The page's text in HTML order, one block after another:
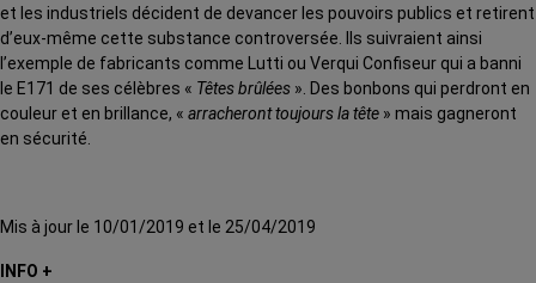
et les industriels décident de devancer les pouvoirs publics et retirent
d’eux-même cette substance controversée. Ils suivraient ainsi
l’exemple de fabricants comme Lutti ou Verqui Confiseur qui a banni
le E171 de ses célèbres « Têtes brûlées ». Des bonbons qui perdront en
couleur et en brillance, « arracheront toujours la tête » mais gagneront
en sécurité.
Mis à jour le 10/01/2019 et le 25/04/2019
INFO +